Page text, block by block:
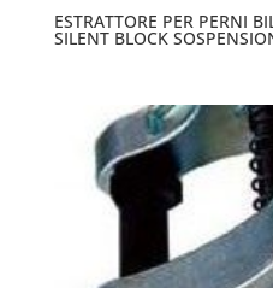
ESTRATTORE PER PERNI
SILENT BLOCK